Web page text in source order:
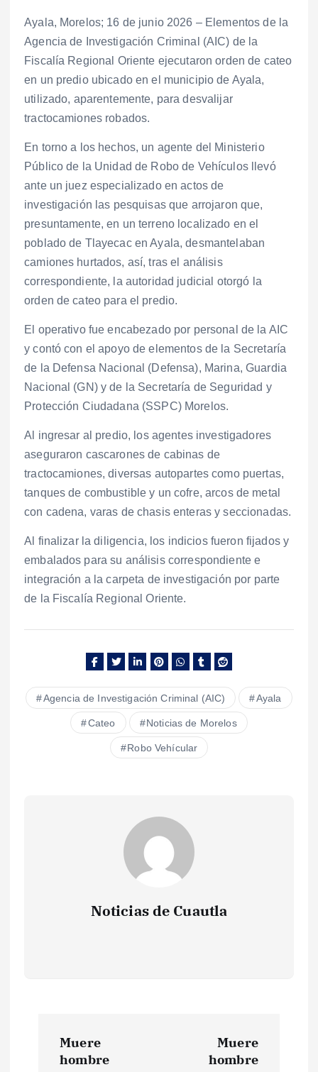
Ayala, Morelos; 16 de junio 2026 – Elementos de la
Agencia de Investigación Criminal (AIC) de la
Fiscalía Regional Oriente ejecutaron orden de cateo
en un predio ubicado en el municipio de Ayala,
utilizado, aparentemente, para desvalijar
tractocamiones robados.
En torno a los hechos, un agente del Ministerio
Público de la Unidad de Robo de Vehículos llevó
ante un juez especializado en actos de
investigación las pesquisas que arrojaron que,
presuntamente, en un terreno localizado en el
poblado de Tlayecac en Ayala, desmantelaban
camiones hurtados, así, tras el análisis
correspondiente, la autoridad judicial otorgó la
orden de cateo para el predio.
El operativo fue encabezado por personal de la AIC
y contó con el apoyo de elementos de la Secretaría
de la Defensa Nacional (Defensa), Marina, Guardia
Nacional (GN) y de la Secretaría de Seguridad y
Protección Ciudadana (SSPC) Morelos.
Al ingresar al predio, los agentes investigadores
aseguraron cascarones de cabinas de
tractocamiones, diversas autopartes como puertas,
tanques de combustible y un cofre, arcos de metal
con cadena, varas de chasis enteras y seccionadas.
Al finalizar la diligencia, los indicios fueron fijados y
embalados para su análisis correspondiente e
integración a la carpeta de investigación por parte
de la Fiscalía Regional Oriente.
Agencia de Investigación Criminal (AIC) Ayala
Cateo Noticias de Morelos
Robo Vehícular
Noticias de Cuautla
Muere
hombre
Muere
hombre